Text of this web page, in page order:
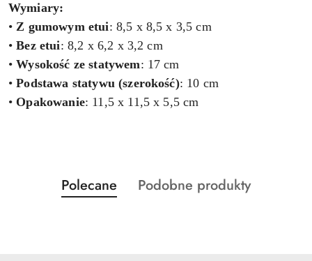
Wymiary:
•Z gumowym etui: 8,5 x 8,5 x 3,5 cm
•Bez etui: 8,2 x 6,2 x 3,2 cm
•Wysokość ze statywem: 17 cm
•Podstawa statywu (szerokość): 10 cm
• Opakowanie: 11,5 x 11,5 x 5,5 cm
Pomiń karuzelę produktów
Produkty
o
Polecane
Produkty
Podobne produkty